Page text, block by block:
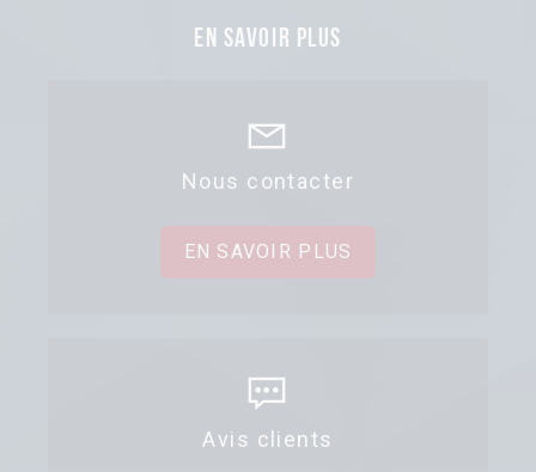
En savoir plus
Nous contacter
EN SAVOIR PLUS
Avis clients